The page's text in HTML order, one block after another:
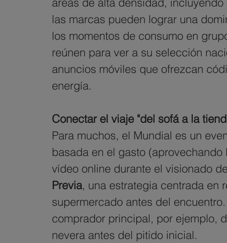
las marcas pueden lograr una
los momentos de consumo en
reúnen para ver a su selección
anuncios móviles que ofrezcan
energía.
Conectar el viaje "del sofá a la
Para muchos, el Mundial es un
basada en el gasto
vídeo online durante el visionado
Previa, una estrategia centrada en
supermercado antes del
comprador principal, por ejemplo,
nevera antes del pitido inicial.